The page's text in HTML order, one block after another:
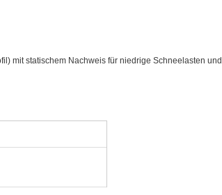
mit statischem Nachweis für niedrige Schneelasten und